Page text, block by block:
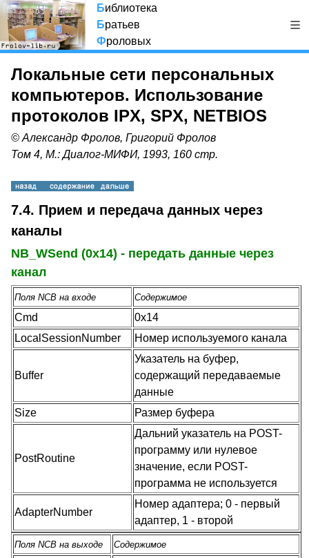
Библиотека
Братьев
Фроловых
Локальные сети персональных
компьютеров. Использование
протоколов IPX, SPX, NETBIOS
© Александр Фролов, Григорий Фролов
Том 4, М.: Диалог-МИФИ, 1993, 160 стр.
7.4. Прием и передача данных через
каналы
NB_WSend (0x14) - передать данные через
канал
Поля NCB на входе Содержимое
Cmd
0x14
LocalSessionNumber
Номер используемого канала
Buffer
Указатель на буфер,
содержащий передаваемые
данные
Size
Размер буфера
PostRoutine
Дальний указатель на POST-
программу или нулевое
значение, если POST-
программа не используется
AdapterNumber
Номер адаптера; 0 - первый
адаптер, 1 - второй
Поля NCB на выходе Содержимое